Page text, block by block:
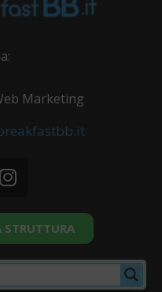
Marketing